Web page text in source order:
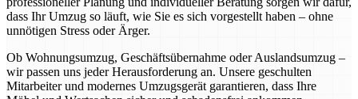
dass Ihr Umzug so läuft, wie Sie es sich vorgestellt haben – ohne
unnötigen Stress oder Ärger.
Ob Wohnungsumzug, Geschäftsübernahme oder Auslandsumzug –
wir passen uns jeder Herausforderung an. Unsere geschulten
Mitarbeiter und modernes Umzugsgerät garantieren, dass Ihre